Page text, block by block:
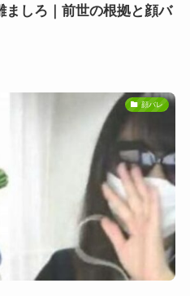
ましろ｜前世の根拠と顔バ
顔バレ